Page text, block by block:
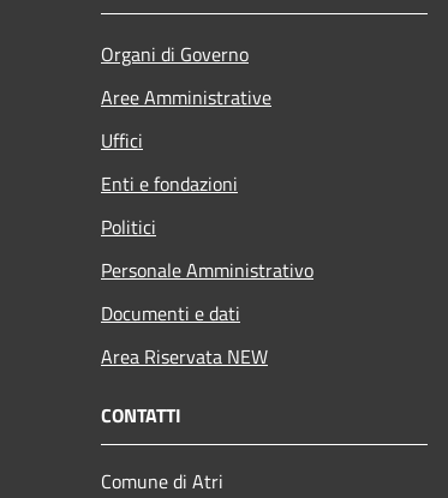
Organi di Governo
Aree Amministrative
Uffici
Enti e fondazioni
Politici
Personale Amministrativo
Documenti e dati
Area Riservata NEW
CONTATTI
Comune di Atri